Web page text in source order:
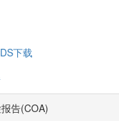
下载
告(COA)